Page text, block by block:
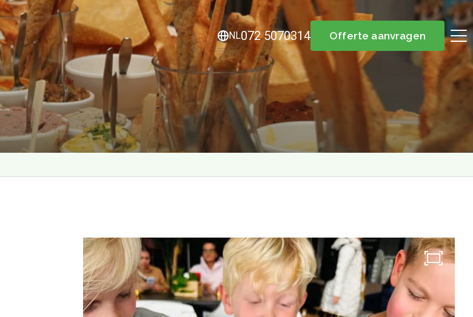
NL072 5070314 Offerte aanvragen